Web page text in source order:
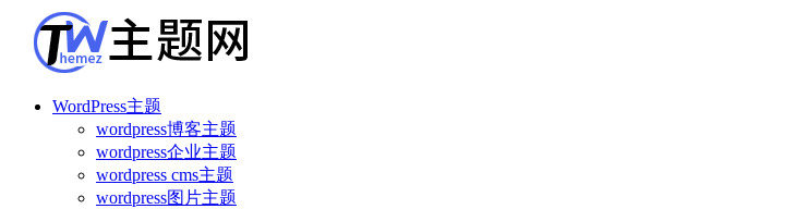
WordPress主题
wordpress博客主题
wordpress企业主题
wordpress cms主题
wordpress图片主题